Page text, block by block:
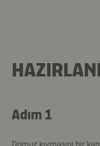
Adım 1
Domuz kıymasını bir